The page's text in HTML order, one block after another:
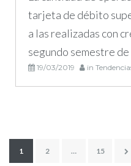
tarjeta de débito
a las realizadas con
segundo semestre
19/03/2019 in
Paginación
1 2 … 15